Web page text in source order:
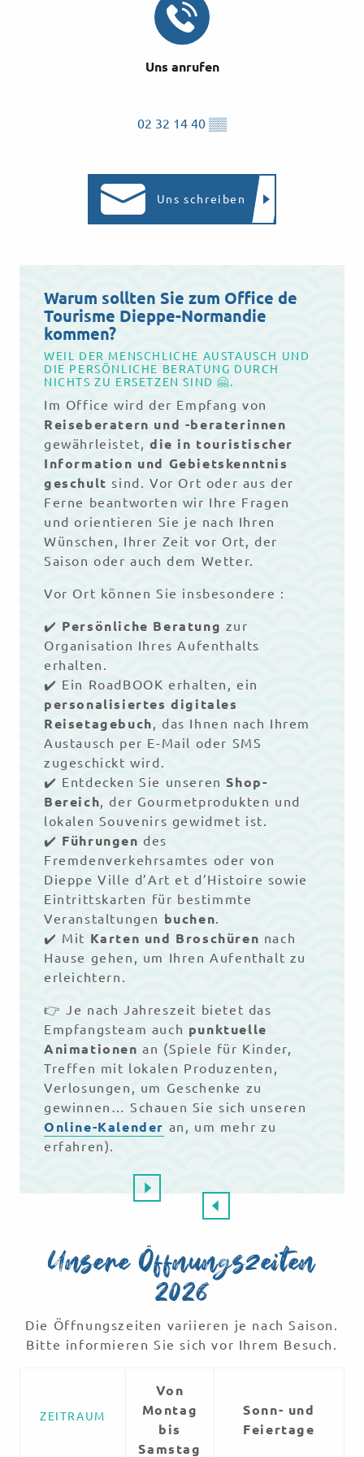
Unsere Ausstattung
Organisieren Sie Ihren Besuch
Mehr über die OT
Uns anrufen
02 32 14 40 ▒▒
Uns schreiben
Warum sollten Sie zum Office de
Tourisme Dieppe-Normandie
kommen?
WEIL DER MENSCHLICHE AUSTAUSCH UND
DIE PERSÖNLICHE BERATUNG DURCH
NICHTS ZU ERSETZEN SIND 🤗.
Im Office wird der Empfang von
Reiseberatern und -beraterinnen
gewährleistet, die in touristischer
Information und Gebietskenntnis
geschult sind. Vor Ort oder aus der
Ferne beantworten wir Ihre Fragen
und orientieren Sie je nach Ihren
Wünschen, Ihrer Zeit vor Ort, der
Saison oder auch dem Wetter.
Vor Ort können Sie insbesondere :
✔️ Persönliche Beratung zur
Organisation Ihres Aufenthalts
erhalten.
✔️ Ein RoadBOOK erhalten, ein
personalisiertes digitales
Reisetagebuch, das Ihnen nach Ihrem
Austausch per E-Mail oder SMS
zugeschickt wird.
✔️ Entdecken Sie unserenShop-
Bereich, der Gourmetprodukten und
lokalen Souvenirs gewidmet ist.
✔️ Führungen des
Fremdenverkehrsamtes oder von
Dieppe Ville d’Art et d’Histoire sowie
Eintrittskarten für bestimmte
Veranstaltungen buchen.
✔️ Mit Karten und Broschüren nach
Hause gehen, um Ihren Aufenthalt zu
erleichtern.
👉 Je nach Jahreszeit bietet das
Empfangsteam auch punktuelle
Animationen an (Spiele für Kinder,
Treffen mit lokalen Produzenten,
Verlosungen, um Geschenke zu
gewinnen… Schauen Sie sich unseren
Online-Kalender an, um mehr zu
erfahren).
Unsere Öffnungszeiten
2026
Die Öffnungszeiten variieren je nach Saison.
Bitte informieren Sie sich vor Ihrem Besuch.
ZEITRAUM
Von
Montag
bis
Samstag
Sonn- und
Feiertage